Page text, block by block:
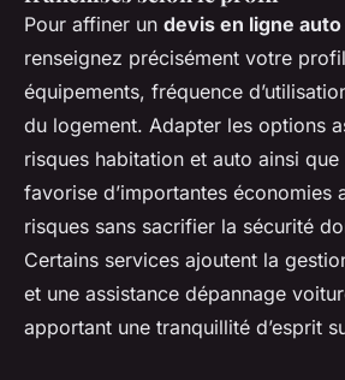
Pour affiner un devis en ligne
renseignez précisément votre
équipements, fréquence
du logement. Adapter les options
risques habitation et auto ainsi
favorise d’importantes économies
risques sans sacrifier la sécurité
Certains services ajoutent la
et une assistance dépannage
apportant une tranquillité d’esprit